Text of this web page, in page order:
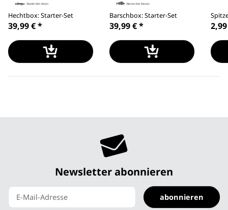
Hechtbox: Starter-Set
39,99 €*
Barschbox: Starter-Set
39,99 €*
Newsletter abonnieren
abonnieren